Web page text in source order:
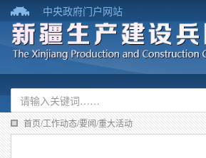
中央政府门户网站
首页/工作动态/要闻/重大活动